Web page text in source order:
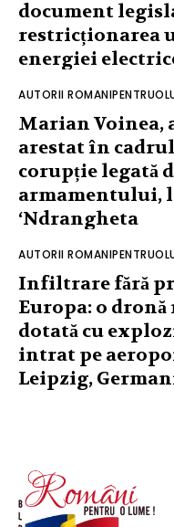
document
restricționarea
energiei
AUTORII
Marian Voinea,
arestat în
corupție legată
armamentului,
‘Ndrangheta
AUTORII
Infiltrare fără
Europa: o dronă
dotată cu
intrat pe
Leipzig,